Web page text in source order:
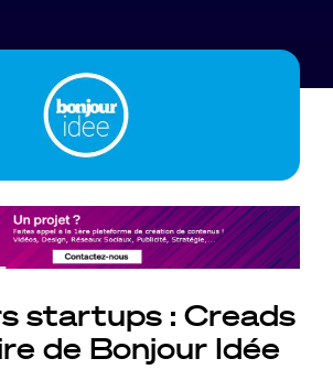
startups : Creads
de Bonjour Idée